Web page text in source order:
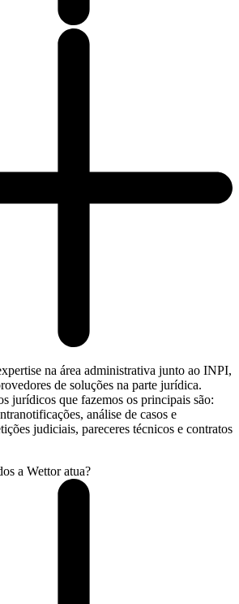
na área administrativa junto ao INPI,
de soluções na parte jurídica.
jurídicos que fazemos os principais são:
análise de casos e
judiciais, pareceres técnicos e contratos
a Wettor atua?